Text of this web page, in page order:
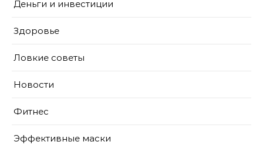
Деньги и инвестиции
Здоровье
Ловкие советы
Новости
Фитнес
Эффективные маски